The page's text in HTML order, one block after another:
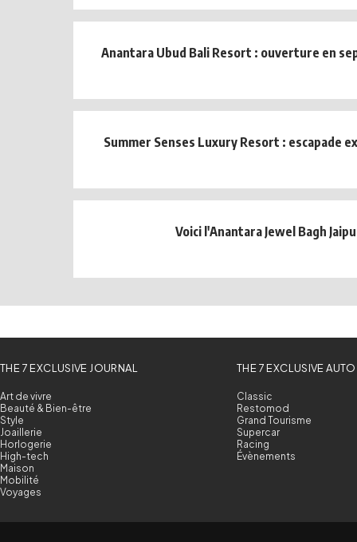
Anantara Ubud Bali Resort : ouverture en
Summer Senses Luxury Resort : escapade
Voici l'Anantara Jewel Bagh
THE 7 EXCLUSIVE JOURNAL
Art de vivre
Beauté & Bien-être
Style
Joaillerie
Horlogerie
High-tech
Maison
Mobilité
Voyages
THE 7 EXCLUSIVE AUTO
Classic
Restomod
Grand Tourisme
Supercar
Racing
Évènements